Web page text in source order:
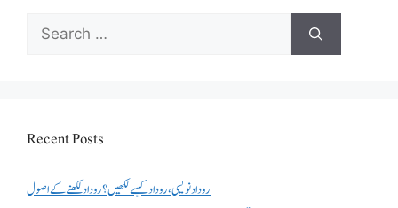
Search
for:
Recent Posts
روداد نویسی ،روداد کیسے لکھیں؟ روداد لکھنے کے اصول